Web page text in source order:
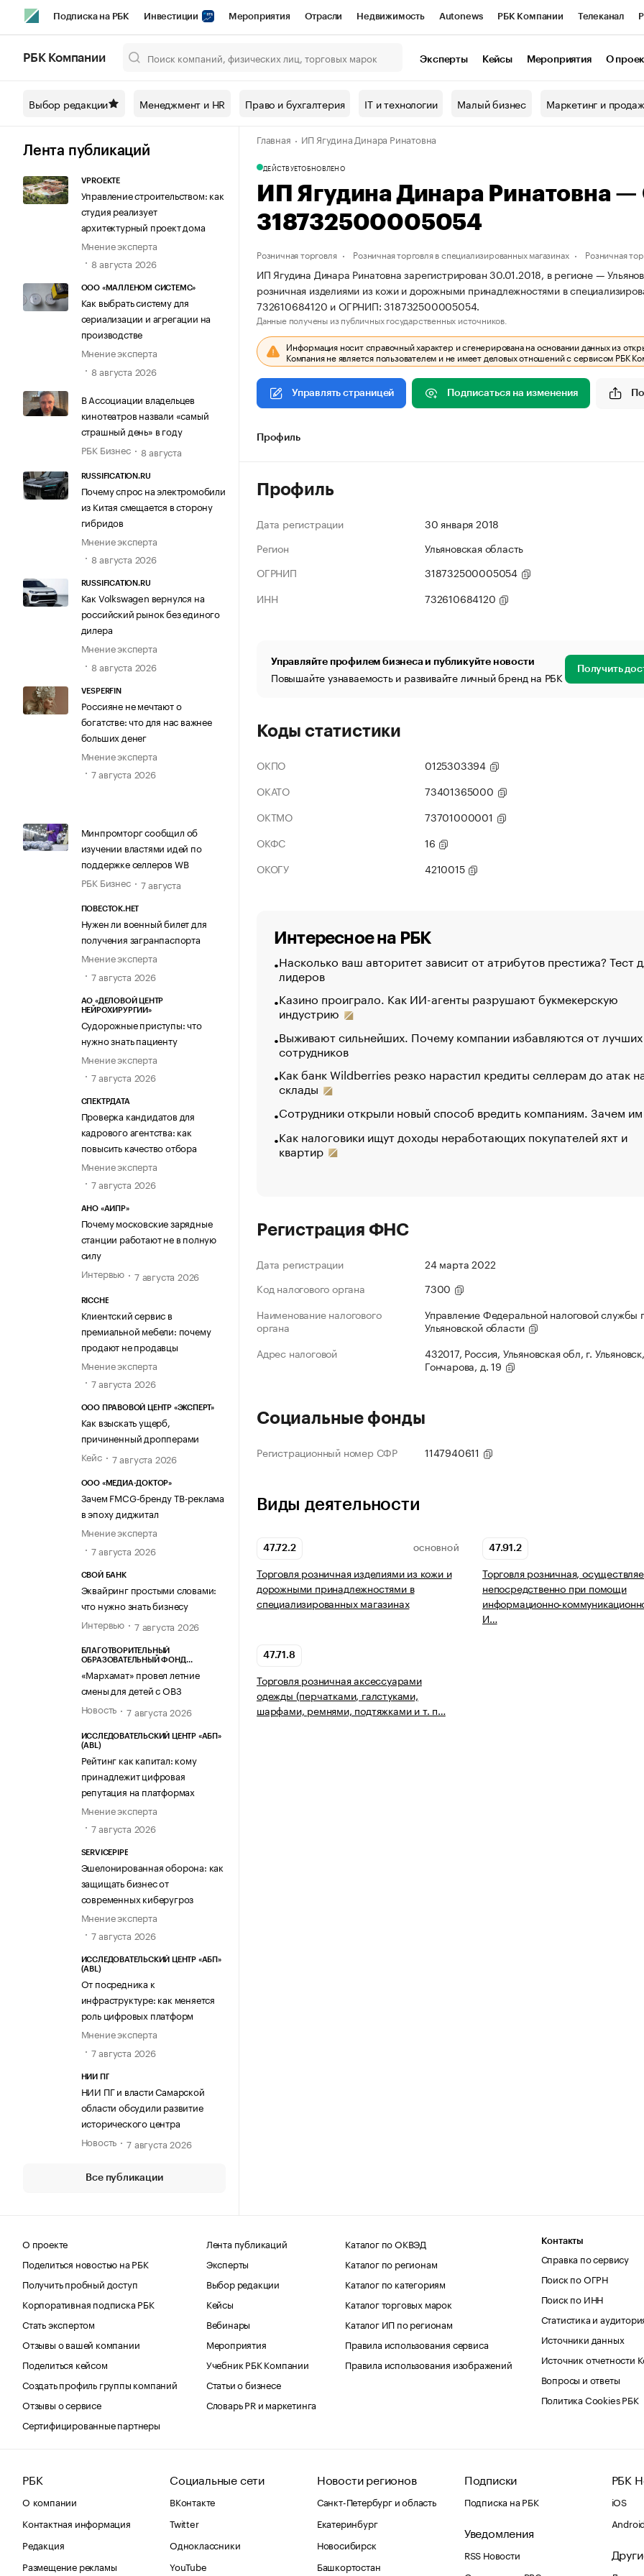
Подписка на РБК Инвестиции Мероприятия Отрасли Недвижимость Autonews РБК Компании Телеканал
Спецпроекты СПб Конференции СПб Спецпроекты Проверка контрагентов
Технологии и медиа Рынок наличной валюты
РБК Компании Эксперты Кейсы Мероприятия О
Выбор редакции Менеджмент и HR Право и бухгалтерия IT и технологии Малый бизнес Маркетинг и
Лента публикаций
VPROEKTE
Управление строительством: как
студия реализует
архитектурный проект дома
Мнение эксперта
8 августа 2026
ООО «МАЛЛЕНОМ СИСТЕМС»
Как выбрать систему для
сериализации и агрегации на
производстве
Мнение эксперта
8 августа 2026
В Ассоциации владельцев
кинотеатров назвали «самый
страшный день» в году
РБК Бизнес
8 августа
RUSSIFICATION.RU
Почему спрос на электромобили
из Китая смещается в сторону
гибридов
Мнение эксперта
8 августа 2026
RUSSIFICATION.RU
Как Volkswagen вернулся на
российский рынок без единого
дилера
Мнение эксперта
8 августа 2026
VESPERFIN
Россияне не мечтают о
богатстве: что для нас важнее
больших денег
Мнение эксперта
7 августа 2026
Минпромторг сообщил об
изучении властями идей по
поддержке селлеров WB
РБК Бизнес
7 августа
ПОВЕСТОК.НЕТ
Нужен ли военный билет для
получения загранпаспорта
Мнение эксперта
7 августа 2026
АО «ДЕЛОВОЙ ЦЕНТР
НЕЙРОХИРУРГИИ»
Судорожные приступы: что
нужно знать пациенту
Мнение эксперта
7 августа 2026
СПЕКТРДАТА
Проверка кандидатов для
кадрового агентства: как
повысить качество отбора
Мнение эксперта
7 августа 2026
АНО «АИПР»
Почему московские зарядные
станции работают не в полную
силу
Интервью
7 августа 2026
RICCHE
Клиентский сервис в
премиальной мебели: почему
продают не продавцы
Мнение эксперта
7 августа 2026
ООО ПРАВОВОЙ ЦЕНТР «ЭКСПЕРТ»
Как взыскать ущерб,
причиненный дропперами
Кейс
7 августа 2026
ООО «МЕДИА-ДОКТОР»
Зачем FMCG-бренду ТВ-реклама
в эпоху диджитал
Мнение эксперта
7 августа 2026
СВОЙ БАНК
Эквайринг простыми словами:
что нужно знать бизнесу
Интервью
7 августа 2026
БЛАГОТВОРИТЕЛЬНЫЙ
ОБРАЗОВАТЕЛЬНЫЙ ФОНД
«Мархамат» провел летние
смены для детей с ОВЗ
Новость
7 августа 2026
ИССЛЕДОВАТЕЛЬСКИЙ ЦЕНТР «АБП»
(ABL)
Рейтинг как капитал: кому
принадлежит цифровая
репутация на платформах
Мнение эксперта
7 августа 2026
SERVICEPIPE
Эшелонированная оборона: как
защищать бизнес от
современных киберугроз
Мнение эксперта
7 августа 2026
ИССЛЕДОВАТЕЛЬСКИЙ ЦЕНТР «АБП»
(ABL)
От посредника к
инфраструктуре: как меняется
роль цифровых платформ
Мнение эксперта
7 августа 2026
НИИ ПГ
НИИ ПГ и власти Самарской
области обсудили развитие
исторического центра
Новость
7 августа 2026
Все публикации
Главная ИП Ягудина Динара Ринатовна
ДЕЙСТВУЕТОБНОВЛЕНО
ИП Ягудина Динара Ринатовна
318732500005054
Розничная торговля Розничная торговля в специализированных магазинах Розничная
ИП Ягудина Динара Ринатовна зарегистрирован 30.01.2018, в регионе —
розничная изделиями из кожи и дорожными принадлежностями в
732610684120 и ОГРНИП: 318732500005054.
Данные получены из публичных государственных источников.
Информация носит справочный характер и сгенерирована на основании данных из
Компания не является пользователем и не имеет деловых отношений с сервисом РБК
Управлять страницей Подписаться на изменения
Профиль
Профиль
Дата регистрации
30 января 2018
Регион
Ульяновская область
ОГРНИП
318732500005054
ИНН
732610684120
Управляйте профилем бизнеса и публикуйте новости
Повышайте узнаваемость и развивайте личный бренд на РБК Получить
Коды статистики
ОКПО
0125303394
ОКАТО
73401365000
ОКТМО
73701000001
ОКФС
16
ОКОГУ
4210015
Интересное на РБК
Насколько ваш авторитет зависит от атрибутов престижа? Тест
лидеров
Казино проиграло. Как ИИ-агенты разрушают букмекерскую
индустрию
Выживают сильнейших. Почему компании избавляются от лучших
сотрудников
Как банк Wildberries резко нарастил кредиты селлерам до атак
склады
Сотрудники открыли новый способ вредить компаниям. Зачем
Как налоговики ищут доходы неработающих покупателей яхт и
квартир
Регистрация ФНС
Дата регистрации
24 марта 2022
Код налогового органа
7300
Наименование налогового
органа
Управление Федеральной налоговой службы
Ульяновской области
Адрес налоговой
432017, Россия, Ульяновская обл, г.
Гончарова, д. 19
Социальные фонды
Регистрационный номер СФР 1147940611
Виды деятельности
47.72.2 ОСНОВНОЙ
Торговля розничная изделиями из кожи и
дорожными принадлежностями в
специализированных магазинах
47.91.2
Торговля розничная,
непосредственно при помощи
информационно-
И…
47.71.8
Торговля розничная аксессуарами
одежды (перчатками, галстуками,
шарфами, ремнями, подтяжками и т. п…
О проекте
Поделиться новостью на РБК
Получить пробный доступ
Корпоративная подписка РБК
Стать экспертом
Отзывы о вашей компании
Поделиться кейсом
Создать профиль группы компаний
Отзывы о сервисе
Сертифицированные партнеры
Лента публикаций
Эксперты
Выбор редакции
Кейсы
Вебинары
Мероприятия
Учебник РБК Компании
Статьи о бизнесе
Словарь PR и маркетинга
Каталог по ОКВЭД
Каталог по регионам
Каталог по категориям
Каталог торговых марок
Каталог ИП по регионам
Правила использования сервиса
Правила использования изображений
Контакты
Справка по сервису
Поиск по ОГРН
Поиск по ИНН
Статистика и
Источники данных
Источник отчетности
Вопросы и ответы
Политика Cookies РБК
РБК
О компании
Контактная информация
Редакция
Размещение рекламы
Социальные сети
ВКонтакте
Twitter
Одноклассники
YouTube
Новости регионов
Санкт-Петербург и область
Екатеринбург
Новосибирск
Башкортостан
Подписки
Подписка на РБК
Уведомления
RSS Новости
РБК
iOS